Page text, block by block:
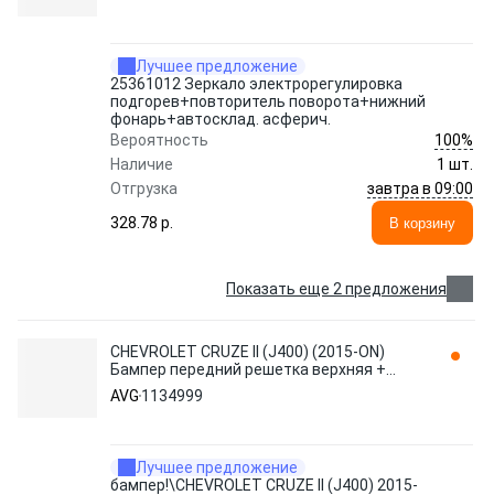
Лучшее предложение
25361012 Зеркало электрорегулировка
подгорев+повторитель поворота+нижний
фонарь+автосклад. асферич.
Вероятность
100%
Наличие
1 шт.
Отгрузка
завтра в 09:00
328.78 p.
В корзину
Показать еще 2 предложения
CHEVROLET CRUZE II (J400) (2015-ON)
Бампер передний решетка верхняя +
хром 235 1134999 AVG
AVG 1134999
Лучшее предложение
бампер!\CHEVROLET CRUZE II (J400) 2015-